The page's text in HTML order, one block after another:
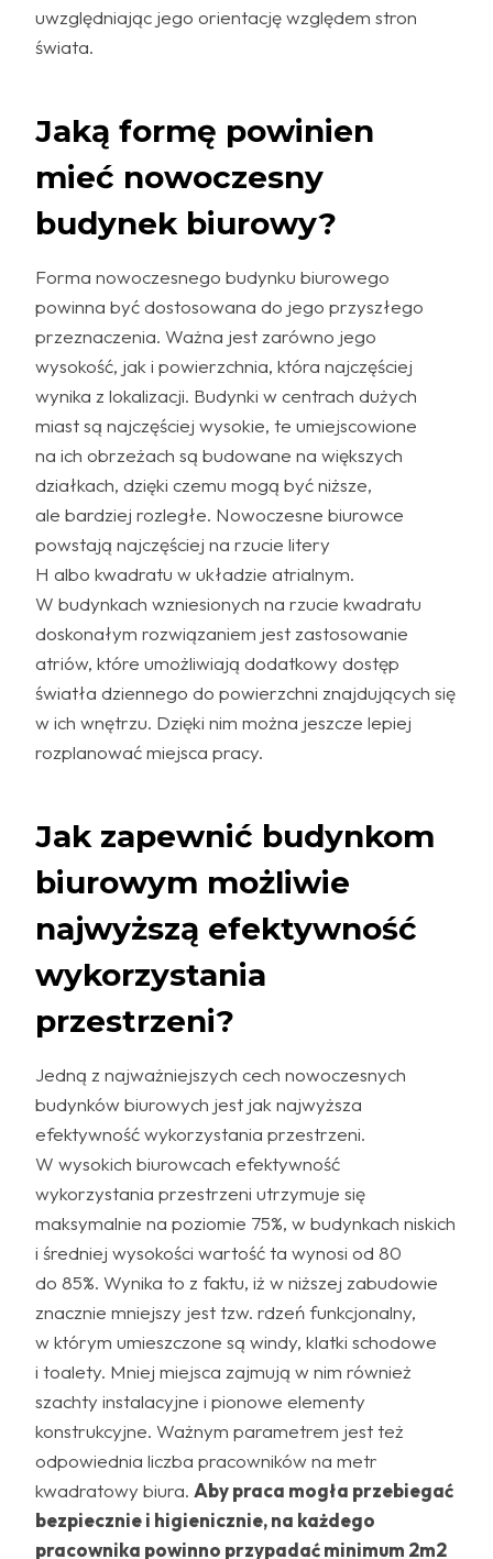
uwzględniając jego orientację względem stron
świata.
Jaką formę powinien
mieć nowoczesny
budynek biurowy?
Forma nowoczesnego budynku biurowego
powinna być dostosowana do jego przyszłego
przeznaczenia. Ważna jest zarówno jego
wysokość, jak i powierzchnia, która najczęściej
wynika z lokalizacji. Budynki w centrach dużych
miast są najczęściej wysokie, te umiejscowione
na ich obrzeżach są budowane na większych
działkach, dzięki czemu mogą być niższe,
ale bardziej rozległe. Nowoczesne biurowce
powstają najczęściej na rzucie litery
H albo kwadratu w układzie atrialnym.
W budynkach wzniesionych na rzucie kwadratu
doskonałym rozwiązaniem jest zastosowanie
atriów, które umożliwiają dodatkowy dostęp
światła dziennego do powierzchni znajdujących się
w ich wnętrzu. Dzięki nim można jeszcze lepiej
rozplanować miejsca pracy.
Jak zapewnić budynkom
biurowym możliwie
najwyższą efektywność
wykorzystania
przestrzeni?
Jedną z najważniejszych cech nowoczesnych
budynków biurowych jest jak najwyższa
efektywność wykorzystania przestrzeni.
W wysokich biurowcach efektywność
wykorzystania przestrzeni utrzymuje się
maksymalnie na poziomie 75%, w budynkach niskich
i średniej wysokości wartość ta wynosi od 80
do 85%. Wynika to z faktu, iż w niższej zabudowie
znacznie mniejszy jest tzw. rdzeń funkcjonalny,
w którym umieszczone są windy, klatki schodowe
i toalety. Mniej miejsca zajmują w nim również
szachty instalacyjne i pionowe elementy
konstrukcyjne. Ważnym parametrem jest też
odpowiednia liczba pracowników na metr
kwadratowy biura. Aby praca mogła przebiegać
bezpiecznie i higienicznie, na każdego
pracownika powinno przypadać minimum 2m2